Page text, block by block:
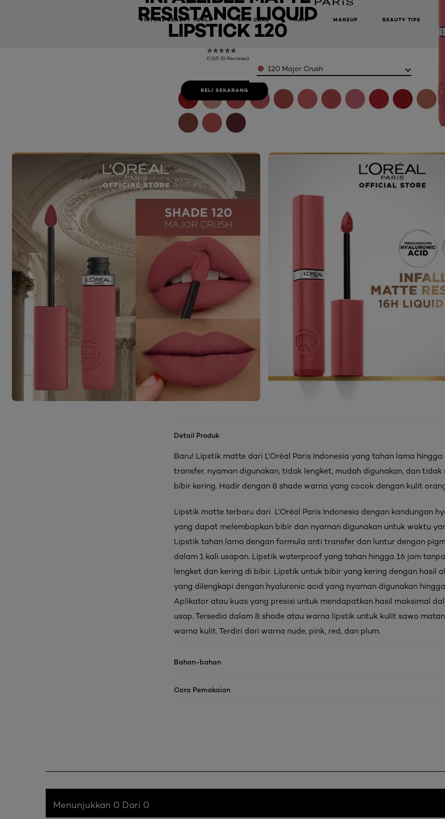
VIRTUAL BEAUTY TOOLS SKIN CARE HAIR MAKEUP BEAUTY TIPS
RESISTANCE LIQUID
LIPSTICK 120
0,0/5 (0 Reviews)
BELI SEKARANG
Color120 Major Crush
Detail Produk
Baru! Lipstik matte dari L'Oréal Paris Indonesia yang tahan lama
transfer, nyaman digunakan, tidak lengket, mudah digunakan, dan tidak
bibir kering. Hadir dengan 8 shade warna yang cocok dengan kulit
Lipstik matte terbaru dari L'Oréal Paris Indonesia dengan kandungan
yang dapat melembapkan bibir dan nyaman digunakan untuk waktu
Lipstik tahan lama dengan formula anti transfer dan luntur dengan
dalam 1 kali usapan. Lipstik waterproof yang tahan hingga 16 jam
lengket dan kering di bibir. Lipstik untuk bibir yang kering dengan hasil
yang dilengkapi dengan hyaluronic acid yang nyaman digunakan
Aplikator atau kuas yang presisi untuk mendapatkan hasil maksimal
usap. Tersedia dalam 8 shade atau warna lipstik untuk kulit sawo
warna kulit. Terdiri dari warna nude, pink, red, dan plum.
Bahan-bahan
Cara Pemakaian
Menunjukkan 0 Dari 0